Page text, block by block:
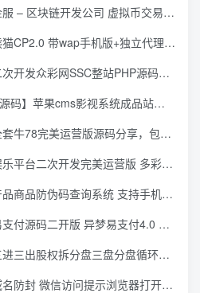
块链开发公司 虚拟币交易系统 虚拟币交易平台开发 虚拟币ico众
带wap手机版+独立代理后台+整站打包全开源
彩网SSC整站PHP源码+WAP手机版+KJ采集器+集成云端在线充值
苹果cms影视系统成品站打包+电影先生6.1.1模板优化版+15W+数据
78完美运营版源码分享，包含了资源组件+脚本程序
二次开发完美运营版 多彩种多玩法 代理分红+积分兑换
伪码查询系统 支持手机防假验证网站建设 防伪码自动生成 批量导入
开版 异梦易支付4.0 可对接官方/易支付/码支付 去除后门 美化用户中心
出股权拆分盘三盘分盘循环拆分系统源码
信访问提示浏览器打开 非微信访问直接打开预防域名被封域名被封包换服务